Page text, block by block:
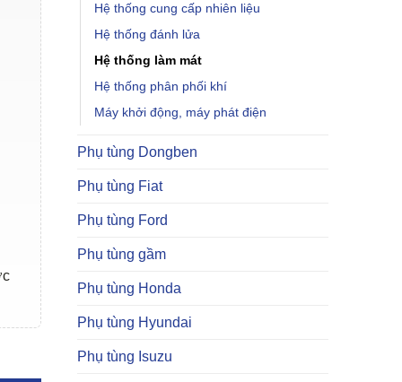
Hệ thống cung cấp nhiên liệu
Hệ thống đánh lửa
Hệ thống làm mát
Hệ thống phân phối khí
Máy khởi động, máy phát điện
Phụ tùng Dongben
Phụ tùng Fiat
Phụ tùng Ford
Phụ tùng gầm
Phụ tùng Honda
Phụ tùng Hyundai
Phụ tùng Isuzu